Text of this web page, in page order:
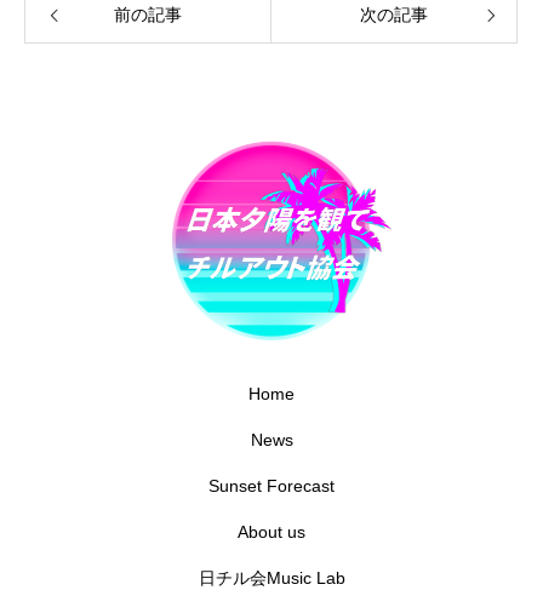
前の記事 次の記事
Home
News
Sunset Forecast
About us
日チル会Music Lab